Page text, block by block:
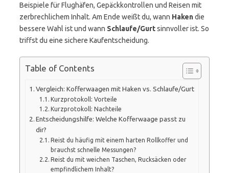
Beispiele für Flughäfen, Gepäckkontrollen und Reisen mit
zerbrechlichem Inhalt. Am Ende weißt du, wann Hakendie
bessere Wahl ist und wann Schlaufe/Gurtsinnvoller ist. So
triffst du eine sichere Kaufentscheidung.
Table of Contents
Vergleich: Kofferwaagen mit Haken vs. Schlaufe/Gurt
Kurzprotokoll: Vorteile
Kurzprotokoll: Nachteile
Entscheidungshilfe: Welche Kofferwaage passt zu
dir?
Reist du häufig mit einem harten Rollkoffer und
brauchst schnelle Messungen?
Reist du mit weichen Taschen, Rucksäcken oder
empfindlichem Inhalt?